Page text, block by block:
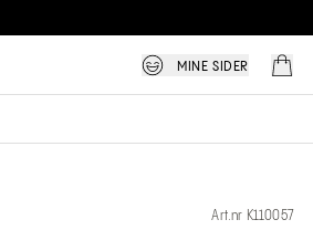
MINE SIDER
Art.nr K110057